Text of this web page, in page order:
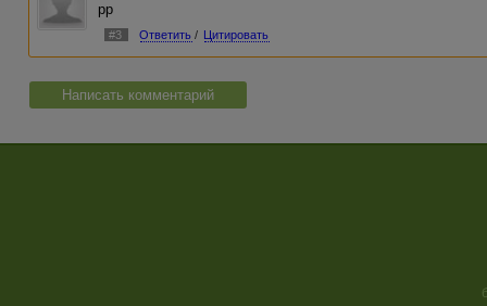
рр
#3 Ответить / Цитировать
Написать комментарий